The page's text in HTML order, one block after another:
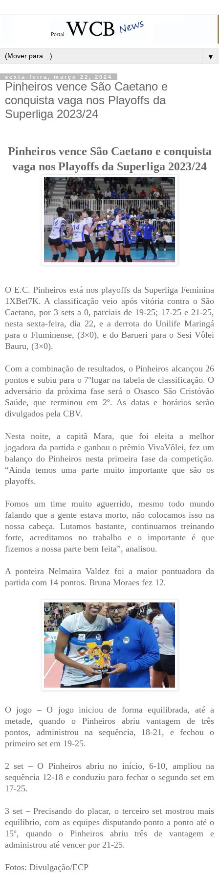
▼
sexta-feira, março 22, 2024
Pinheiros vence São Caetano e
conquista vaga nos Playoffs da
Superliga 2023/24
Pinheiros vence São Caetano e conquista
vaga nos Playoffs da Superliga 2023/24
O E.C. Pinheiros está nos playoffs da Superliga Feminina
1XBet7K. A classificação veio após vitória contra o São
Caetano, por 3 sets a 0, parciais de 19-25; 17-25 e 21-25,
nesta sexta-feira, dia 22, e a derrota do Unilife Maringá
para o Fluminense, (3×0), e do Barueri para o Sesi Vôlei
Bauru, (3×0).
Com a combinação de resultados, o Pinheiros alcançou 26
pontos e subiu para o 7ºlugar na tabela de classificação. O
adversário da próxima fase será o Osasco São Cristóvão
Saúde, que terminou em 2º. As datas e horários serão
divulgados pela CBV.
Nesta noite, a capitã Mara, que foi eleita a melhor
jogadora da partida e ganhou o prêmio VivaVôlei, fez um
balanço do Pinheiros nesta primeira fase da competição.
“Ainda temos uma parte muito importante que são os
playoffs.
Fomos um time muito aguerrido, mesmo todo mundo
falando que a gente estava morto, não colocamos isso na
nossa cabeça. Lutamos bastante, continuamos treinando
forte, acreditamos no trabalho e o importante é que
fizemos a nossa parte bem feita”, analisou.
A ponteira Nelmaira Valdez foi a maior pontuadora da
partida com 14 pontos. Bruna Moraes fez 12.
O jogo – O jogo iniciou de forma equilibrada, até a
metade, quando o Pinheiros abriu vantagem de três
pontos, administrou na sequência, 18-21, e fechou o
primeiro set em 19-25.
2 set – O Pinheiros abriu no início, 6-10, ampliou na
sequência 12-18 e conduziu para fechar o segundo set em
17-25.
3 set – Precisando do placar, o terceiro set mostrou mais
equilíbrio, com as equipes disputando ponto a ponto até o
15º, quando o Pinheiros abriu três de vantagem e
administrou até vencer por 21-25.
Fotos: Divulgação/ECP